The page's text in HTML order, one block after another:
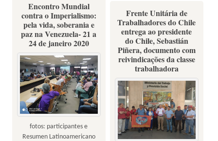
Encontro Mundial
contra o Imperialismo:
pela vida, soberania e
paz na Venezuela- 21 a
24 de janeiro 2020
fotos: participantes e
Resumen Latinoamericano
Frente Unitária de
Trabalhadores do Chile
entrega ao presidente
do Chile, Sebastián
Piñera, documento com
reivindicações da classe
trabalhadora